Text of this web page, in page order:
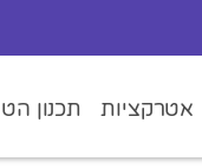
אטרקציות תכנון